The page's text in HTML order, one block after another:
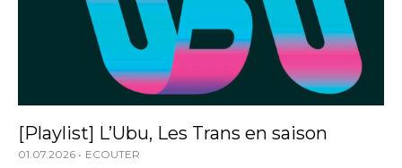
[Playlist] L’Ubu, Les Trans en saison
01.07.2026 ECOUTER